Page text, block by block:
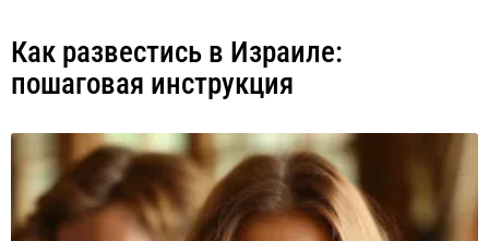
Как развестись в Израиле:
пошаговая инструкция